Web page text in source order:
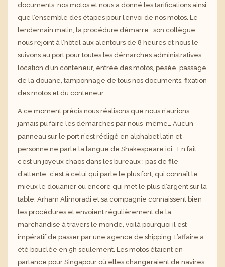
documents, nos motos et nous a donné les tarifications ainsi
que l’ensemble des étapes pour l’envoi de nos motos. Le
lendemain matin, la procédure démarre : son collègue
nous rejoint à l’hôtel aux alentours de 8 heures et nous le
suivons au port pour toutes les démarches administratives :
location d’un conteneur, entrée des motos, pesée, passage
de la douane, tamponnage de tous nos documents, fixation
des motos et du conteneur.
A ce moment précis nous réalisons que nous n’aurions
jamais pu faire les démarches par nous-même… Aucun
panneau sur le port n’est rédigé en alphabet latin et
personne ne parle la langue de Shakespeare ici… En fait
c’est un joyeux chaos dans les bureaux : pas de file
d’attente…c’est à celui qui parle le plus fort, qui connaît le
mieux le douanier ou encore qui met le plus d’argent sur la
table. Arham Alimoradi et sa compagnie connaissent bien
les procédures et envoient régulièrement de la
marchandise à travers le monde, voilà pourquoi il est
impératif de passer par une agence de shipping. L’affaire a
été bouclée en 5h seulement. Les motos étaient en
partance pour Singapour où elles changeraient de navires